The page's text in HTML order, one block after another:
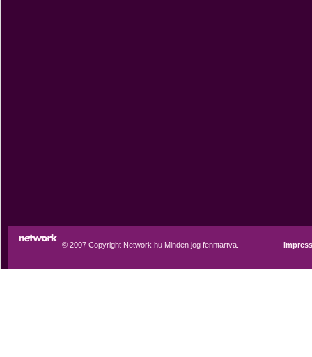
© 2007 Copyright Network.hu Minden jog fenntartva.